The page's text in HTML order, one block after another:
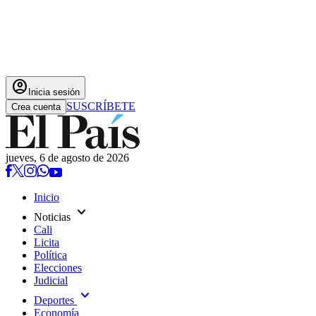
account_circle Inicia sesión
Crea cuenta SUSCRÍBETE
jueves, 6 de agosto de 2026
Inicio
Noticias expand_more
Cali
Licita
Política
Elecciones
Judicial
Deportes expand_more
Economía